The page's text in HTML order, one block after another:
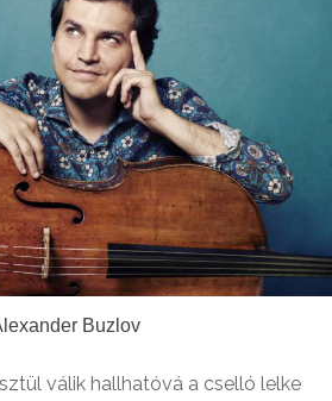
Buzlov
válik hallhatóvá a cselló lelke